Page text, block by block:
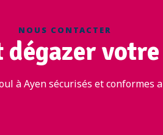
NOUS CONTACTER
à Ayen sécurisés et